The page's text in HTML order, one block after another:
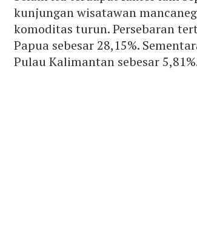
kunjungan wisatawan
komoditas turun. Persebaran
Papua sebesar 28,15%.
Pulau Kalimantan sebesar